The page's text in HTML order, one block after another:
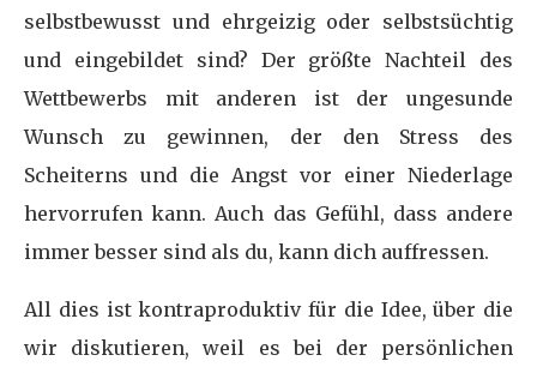
selbstbewusst und ehrgeizig oder selbstsüchtig
und eingebildet sind? Der größte Nachteil des
Wettbewerbs mit anderen ist der ungesunde
Wunsch zu gewinnen, der den Stress des
Scheiterns und die Angst vor einer Niederlage
hervorrufen kann. Auch das Gefühl, dass andere
immer besser sind als du, kann dich auffressen.
All dies ist kontraproduktiv für die Idee, über die
wir diskutieren, weil es bei der persönlichen